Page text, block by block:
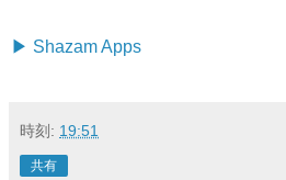
▶︎ Shazam Apps
時刻: 19:51
共有